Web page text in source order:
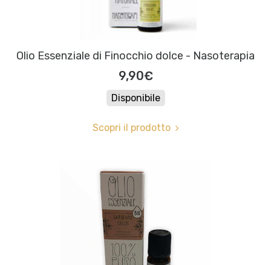
Olio Essenziale di Finocchio dolce - Nasoterapia
9,90€
Disponibile
Scopri il prodotto